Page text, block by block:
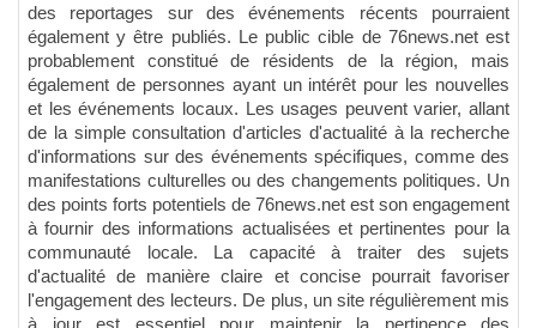
des reportages sur des événements récents pourraient
également y être publiés. Le public cible de 76news.net est
probablement constitué de résidents de la région, mais
également de personnes ayant un intérêt pour les nouvelles
et les événements locaux. Les usages peuvent varier, allant
de la simple consultation d'articles d'actualité à la recherche
d'informations sur des événements spécifiques, comme des
manifestations culturelles ou des changements politiques. Un
des points forts potentiels de 76news.net est son engagement
à fournir des informations actualisées et pertinentes pour la
communauté locale. La capacité à traiter des sujets
d'actualité de manière claire et concise pourrait favoriser
l'engagement des lecteurs. De plus, un site régulièrement mis
à jour est essentiel pour maintenir la pertinence des